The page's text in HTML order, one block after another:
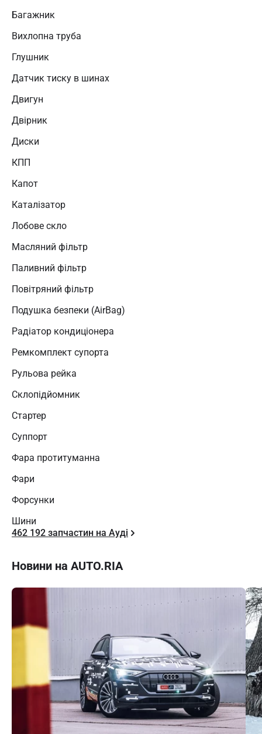
Багажник
Вихлопна труба
Глушник
Датчик тиску в шинах
Двигун
Двірник
Диски
КПП
Капот
Каталізатор
Лобове скло
Масляний фільтр
Паливний фільтр
Повітряний фільтр
Подушка безпеки (AirBag)
Радіатор кондиціонера
Ремкомплект супорта
Рульова рейка
Склопідйомник
Стартер
Суппорт
Фара протитуманна
Фари
Форсунки
Шини
462 192 запчастин на Ауді
Новини на AUTO.RIA